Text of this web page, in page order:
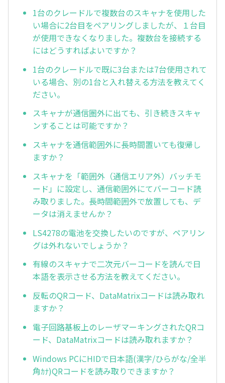
1台のクレードルで複数台のスキャナを使用した
い場合に2台目をペアリングしましたが、１台目
が使用できなくなりました。複数台を接続する
にはどうすればよいですか？
1台のクレードルで既に3台または7台使用されて
いる場合、別の1台と入れ替える方法を教えてく
ださい。
スキャナが通信圏外に出ても、引き続きスキャ
ンすることは可能ですか？
スキャナを通信範囲外に長時間置いても復帰し
ますか？
スキャナを「範囲外（通信エリア外）バッチモ
ード」に設定し、通信範囲外にてバーコード読
み取りました。長時間範囲外で放置しても、デ
ータは消えませんか？
LS4278の電池を交換したいのですが、ペアリン
グは外れないでしょうか？
有線のスキャナで二次元バーコードを読んで日
本語を表示させる方法を教えてください。
反転のQRコード、DataMatrixコードは読み取れ
ますか？
電子回路基板上のレーザマーキングされたQRコ
ード、DataMatrixコードは読み取れますか？
Windows PCにHIDで日本語(漢字/ひらがな/全半
角ｶﾅ)QRコードを読み取りできますか？